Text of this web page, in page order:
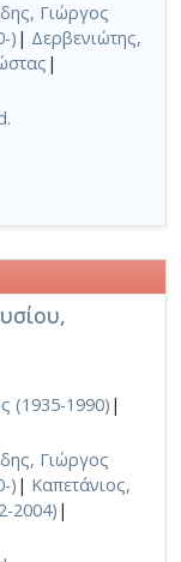
Γιώργος
) | Δερβενιώτης,
|
(1935-1990) |
Γιώργος
) | Καπετάνιος,
2004) |